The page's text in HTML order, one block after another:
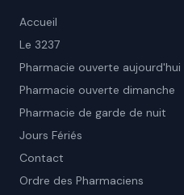
Accueil
Le 3237
Pharmacie ouverte aujourd'hui
Pharmacie ouverte dimanche
Pharmacie de garde de nuit
Jours Fériés
Contact
Ordre des Pharmaciens